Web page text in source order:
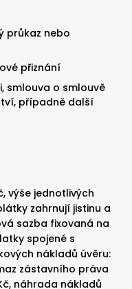
průkaz nebo
přiznání
smlouva o smlouvě
případně další
výše jednotlivých
zahrnují jistinu a
sazba fixovaná na
spojené s
nákladů úvěru:
zástavního práva
náhrada nákladů